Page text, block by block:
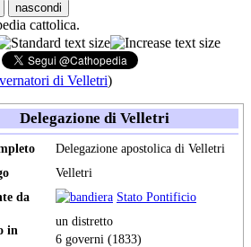
nascondi
cattolica.
di Velletri)
Delegazione di Velletri
Delegazione apostolica di Velletri
Velletri
da
Stato Pontificio
in
un distretto
6 governi (1833)